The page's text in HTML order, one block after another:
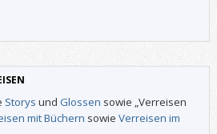
Storys und Glossen sowie „Verreisen
mit Büchern sowie Verreisen im